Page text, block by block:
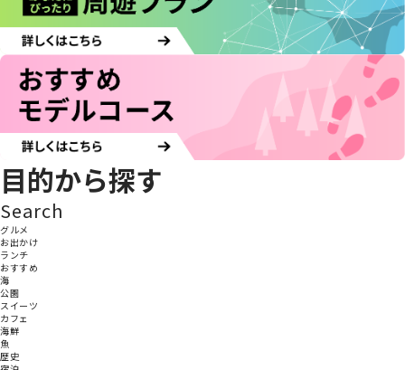
目的から探す
Search
グルメ
お出かけ
ランチ
おすすめ
海
公園
スイーツ
カフェ
海鮮
魚
歴史